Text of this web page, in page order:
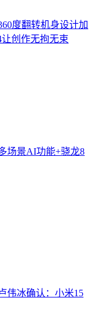
度翻转机身设计加
创作无拘无束
场景AI功能+骁龙8
伟冰确认：小米15